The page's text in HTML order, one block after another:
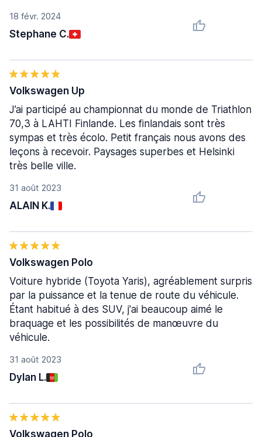
18 févr. 2024
Stephane C.
31 août 2023
ALAIN K.
Volkswagen Up
J’ai participé au championnat du monde de Triathlon
70,3 à LAHTI Finlande. Les finlandais sont très
sympas et très écolo. Petit français nous avons des
leçons à recevoir. Paysages superbes et Helsinki
très belle ville.
31 août 2023
Dylan L.
Volkswagen Polo
Voiture hybride (Toyota Yaris), agréablement surpris
par la puissance et la tenue de route du véhicule.
Étant habitué à des SUV, j'ai beaucoup aimé le
braquage et les possibilités de manœuvre du
véhicule.
Volkswagen Polo